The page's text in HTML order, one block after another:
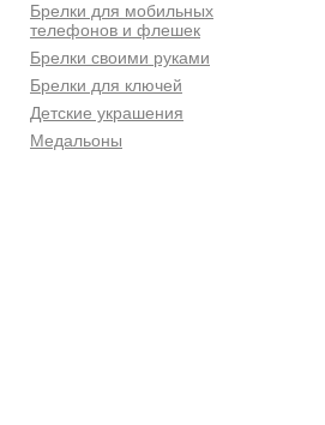
Брелки для мобильных
телефонов и флешек
Брелки своими руками
Брелки для ключей
Детские украшения
Медальоны